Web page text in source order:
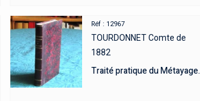
Réf : 12967
TOURDONNET Comte de
1882
Traité pratique du Métayage.